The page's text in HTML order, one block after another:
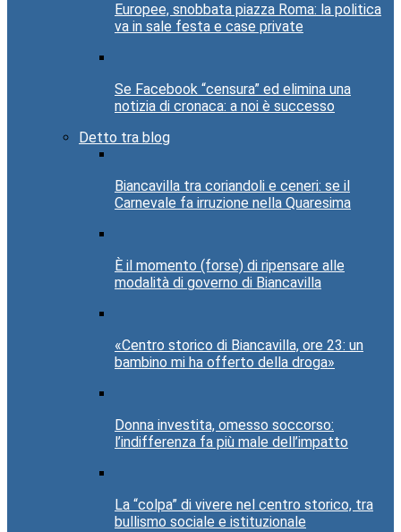
Europee, snobbata piazza Roma: la politica
va in sale festa e case private
Se Facebook “censura” ed elimina una
notizia di cronaca: a noi è successo
Detto tra blog
Biancavilla tra coriandoli e ceneri: se il
Carnevale fa irruzione nella Quaresima
È il momento (forse) di ripensare alle
modalità di governo di Biancavilla
«Centro storico di Biancavilla, ore 23: un
bambino mi ha offerto della droga»
Donna investita, omesso soccorso:
l’indifferenza fa più male dell’impatto
La “colpa” di vivere nel centro storico, tra
bullismo sociale e istituzionale